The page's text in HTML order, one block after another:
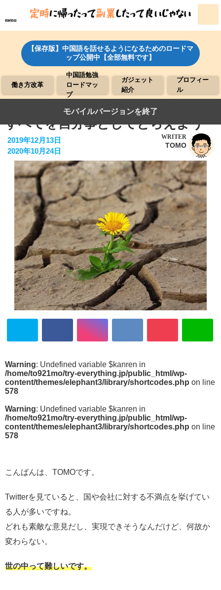
menu
【保存版】中国語を話せるようになるためのロードマ
ップ公開中【全部無料です】
働き方改革
中国語勉強
ロードマッ
プ
ガジェット
紹介
プロフィー
ル
●道を切り開くのは、あなた自身。
すべてを自分事としてとらえよう
2019年12月13日
2020年10月24日
WRITER
TOMO
Warning: Undefined variable $kanren in
/home/to921mo/try-everything.jp/public_html/wp-
content/themes/elephant3/library/shortcodes.php on line
578
Warning: Undefined variable $kanren in
/home/to921mo/try-everything.jp/public_html/wp-
content/themes/elephant3/library/shortcodes.php on line
578
こんばんは、TOMOです。
Twitterを見ていると、国や会社に対する不満点を挙げてい
る人が多いですね。
どれも素敵な意見だし、実現できそうなんだけど、何故か
変わらない。
世の中って難しいです。
モバイルバージョンを終了